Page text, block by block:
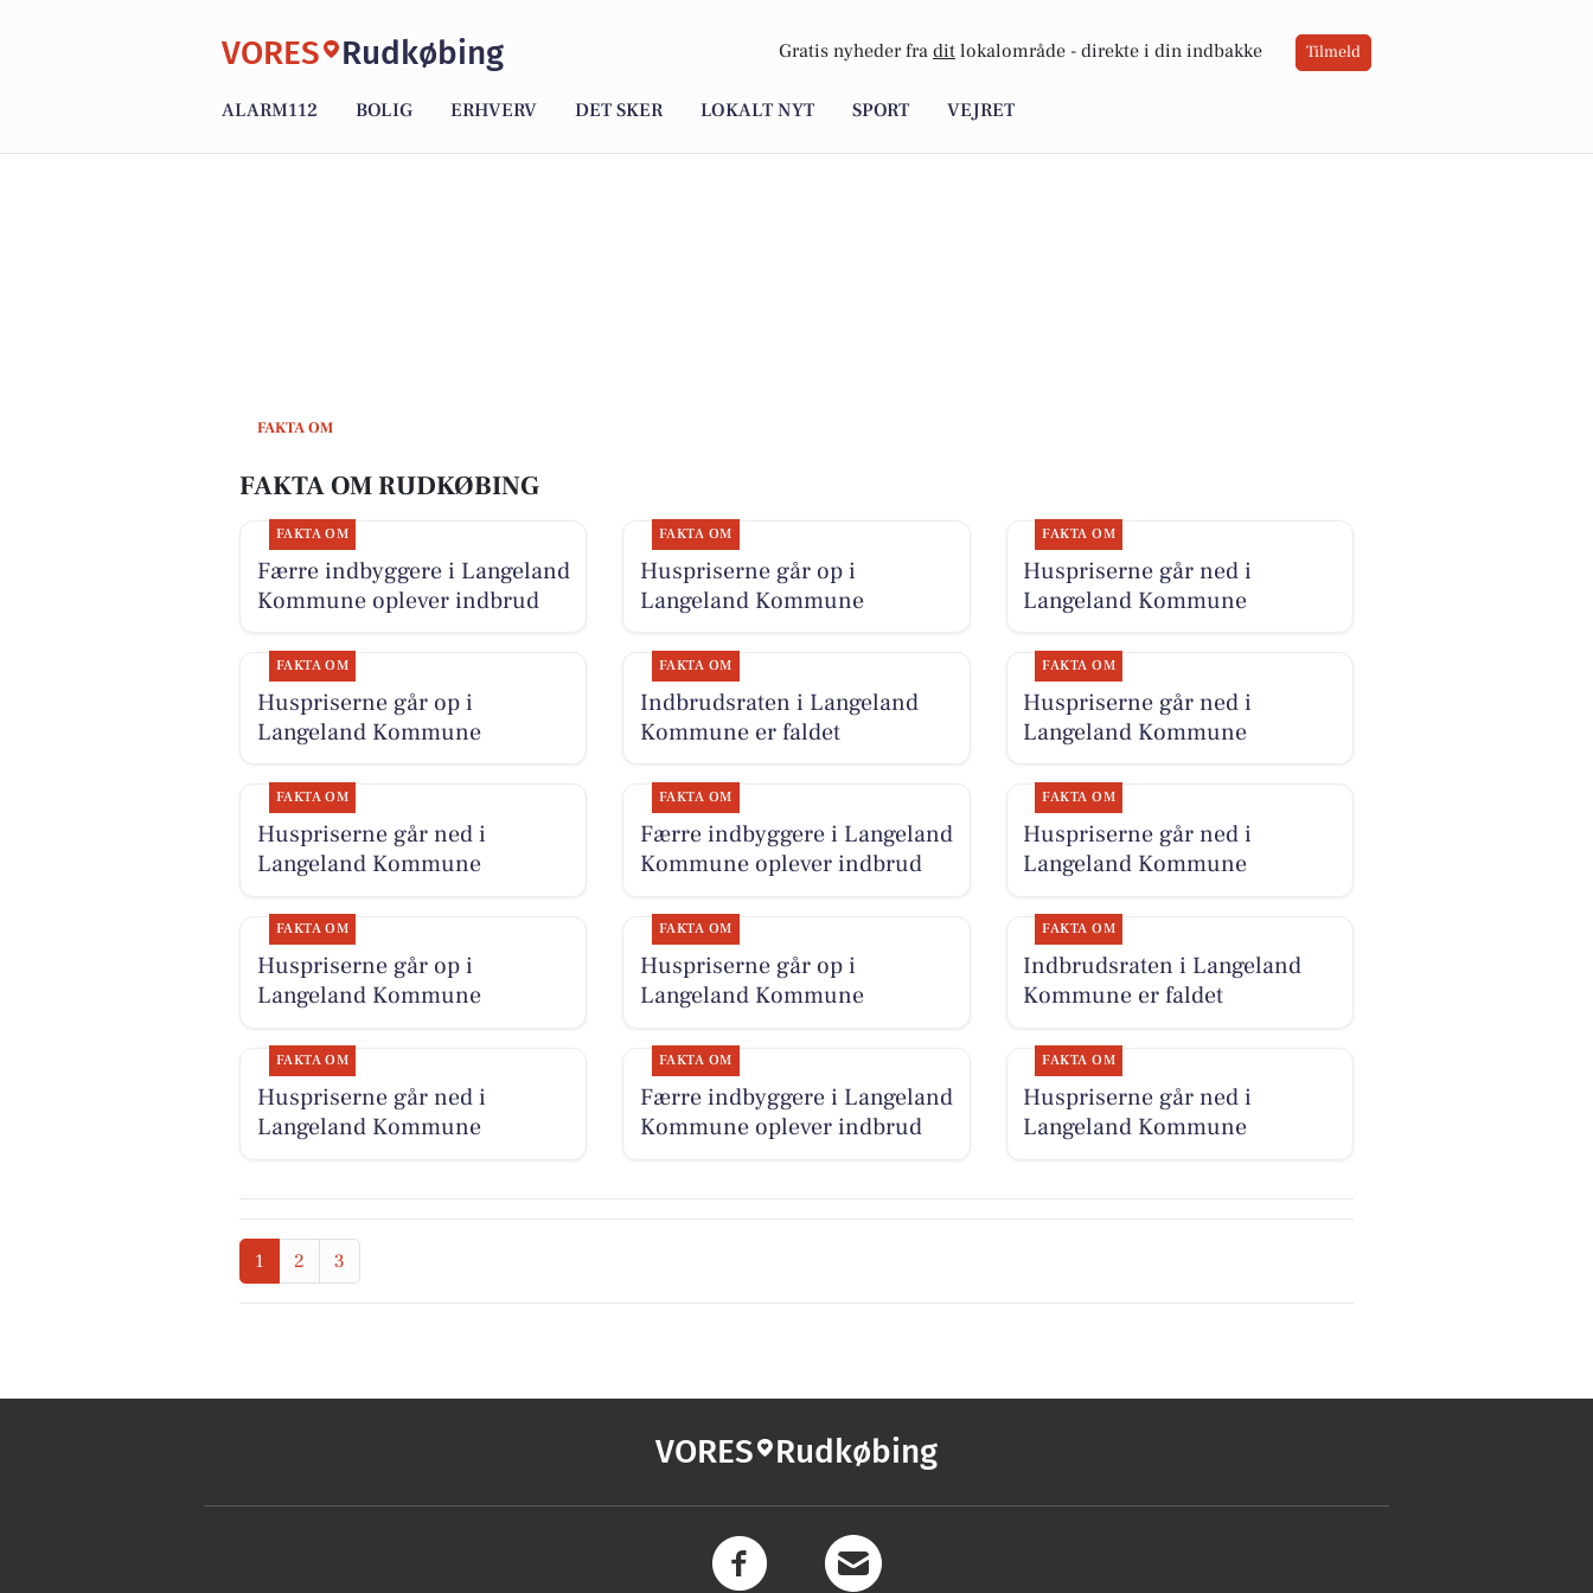
VORES Rudkøbing Gratis nyheder fra dit lokalområde - direkte i din indbakke Tilmeld
ALARM112 BOLIG ERHVERV DET SKER LOKALT NYT SPORT VEJRET
FAKTA OM
FAKTA OM RUDKØBING
FAKTA OM
Færre indbyggere i Langeland
Kommune oplever indbrud
FAKTA OM
Huspriserne går op i
Langeland Kommune
FAKTA OM
Huspriserne går ned i
Langeland Kommune
FAKTA OM
Huspriserne går op i
Langeland Kommune
FAKTA OM
Indbrudsraten i Langeland
Kommune er faldet
FAKTA OM
Huspriserne går ned i
Langeland Kommune
FAKTA OM
Huspriserne går ned i
Langeland Kommune
FAKTA OM
Færre indbyggere i Langeland
Kommune oplever indbrud
FAKTA OM
Huspriserne går ned i
Langeland Kommune
FAKTA OM
Huspriserne går op i
Langeland Kommune
FAKTA OM
Huspriserne går op i
Langeland Kommune
FAKTA OM
Indbrudsraten i Langeland
Kommune er faldet
FAKTA OM
Huspriserne går ned i
Langeland Kommune
FAKTA OM
Færre indbyggere i Langeland
Kommune oplever indbrud
FAKTA OM
Huspriserne går ned i
Langeland Kommune
1 2 3
VORES Rudkøbing